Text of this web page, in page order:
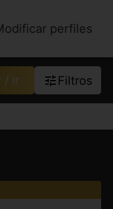
perfiles
/ ir Filtros